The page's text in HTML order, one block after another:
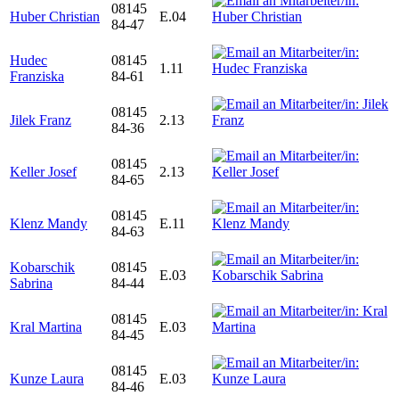
Huber Christian
08145
84-47
E.04
Hudec
Franziska
08145
84-61
1.11
Jilek Franz
08145
84-36
2.13
Keller Josef
08145
84-65
2.13
Klenz Mandy
08145
84-63
E.11
Kobarschik
Sabrina
08145
84-44
E.03
Kral Martina
08145
84-45
E.03
Kunze Laura
08145
84-46
E.03